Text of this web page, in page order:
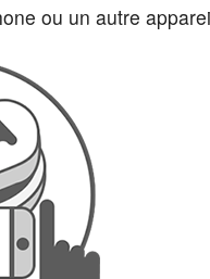
ou un autre